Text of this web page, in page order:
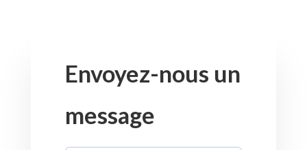
Envoyez-nous un
message